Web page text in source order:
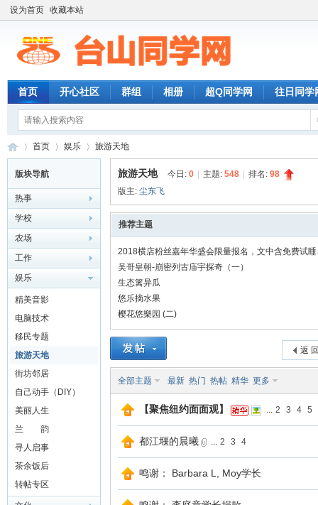
设为首页 收藏本站
首页 开心社区 群组 相册 超Q同学网 往日同学
台 »
首页
›
娱乐
›
旅游天地
版块导航
热事
学校
农场
工作
娱乐
精美音影
电脑技术
移民专题
旅游天地
街坊邻居
自己动手（DIY）
美丽人生
兰 韵
寻人启事
茶余饭后
转帖专区
旅游天地 今日: 0 主题: 548 排名: 98
版主: 尘东飞
推荐主题
2018横店粉丝嘉年华盛会限量报名，文中含免费试
吴哥皇朝-崩密列古庙宇探奇（一）
生态篱异瓜
悠乐摘水果
樱花悠樂园 (二)
返
全部主题 最新 热门 热帖 精华 更多
【聚焦纽约面面观】 ... 2 3 4 5
都江堰的晨曦 ... 2 3 4
鸣谢： Barbara L, Moy学长